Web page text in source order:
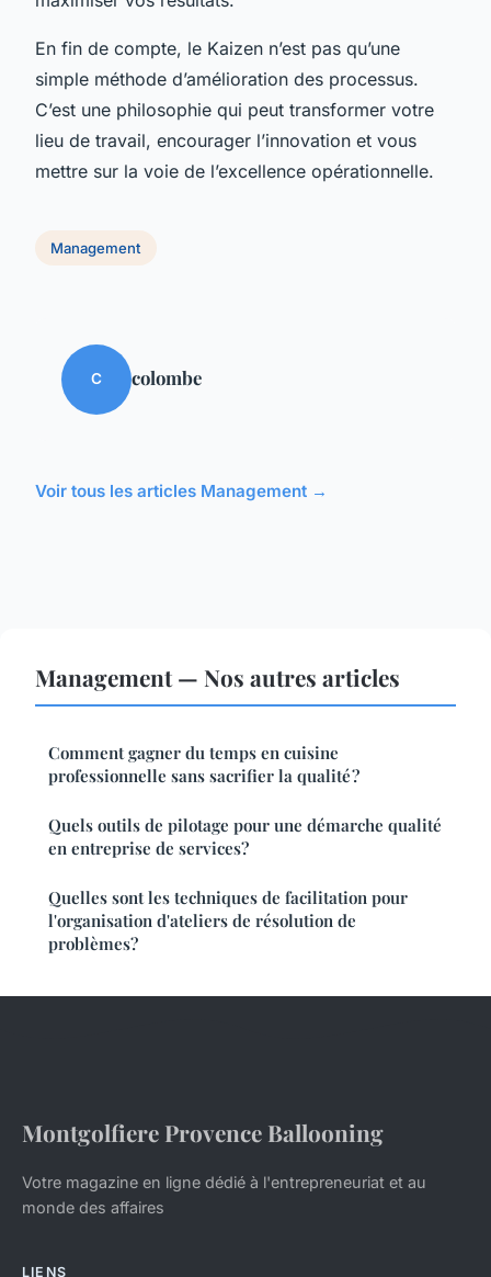
En fin de compte, le Kaizen n’est pas qu’une
simple méthode d’amélioration des processus.
C’est une philosophie qui peut transformer votre
lieu de travail, encourager l’innovation et vous
mettre sur la voie de l’excellence opérationnelle.
Management
C colombe
Voir tous les articles Management →
Management — Nos autres articles
Comment gagner du temps en cuisine
professionnelle sans sacrifier la qualité ?
Quels outils de pilotage pour une démarche qualité
en entreprise de services?
Quelles sont les techniques de facilitation pour
l'organisation d'ateliers de résolution de
problèmes?
Montgolfiere Provence Ballooning
Votre magazine en ligne dédié à l'entrepreneuriat et au
monde des affaires
LIENS